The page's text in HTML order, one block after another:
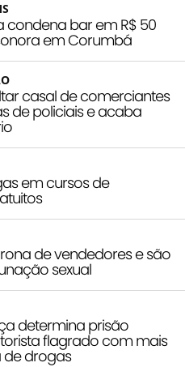
condena bar em R$ 50
em Corumbá
casal de comerciantes
de policiais e acaba
em cursos de
de vendedores e são
sexual
determina prisão
flagrado com mais
de drogas